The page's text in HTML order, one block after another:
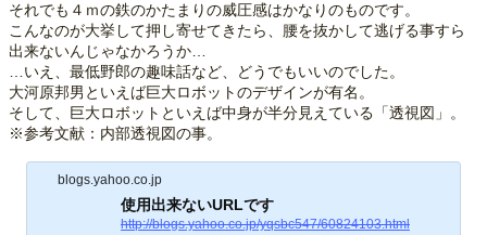
それでも４ｍの鉄のかたまりの威圧感はかなりのものです。
こんなのが大挙して押し寄せてきたら、腰を抜かして逃げる事すら
出来ないんじゃなかろうか…
…いえ、最低野郎の趣味話など、どうでもいいのでした。
大河原邦男といえば巨大ロボットのデザインが有名。
そして、巨大ロボットといえば中身が半分見えている「透視図」。
※参考文献：内部透視図の事。
blogs.yahoo.co.jp
使用出来ないURLです
http://blogs.yahoo.co.jp/yqsbc547/60824103.html